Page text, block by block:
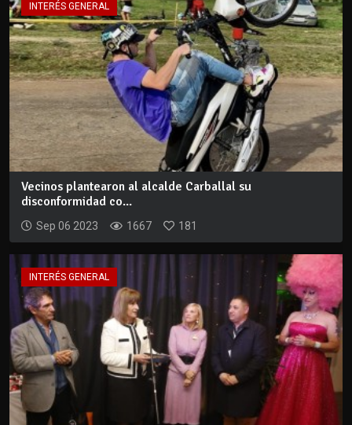
INTERÉS GENERAL
Vecinos plantearon al alcalde Carballal su
disconformidad co...
Sep 06 2023 1667 181
INTERÉS GENERAL